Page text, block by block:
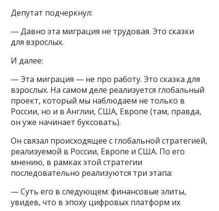
Депутат подчеркнул:
— Давно эта миграция не трудовая. Это сказки
для взрослых.
И далее:
— Эта миграция — не про работу. Это сказка для
взрослых. На самом деле реализуется глобальный
проект, который мы наблюдаем не только в
России, но и в Англии, США, Европе (там, правда,
он уже начинает буксовать).
Он связал происходящее с глобальной стратегией,
реализуемой в России, Европе и США. По его
мнению, в рамках этой стратегии
последовательно реализуются три этапа:
— Суть его в следующем: финансовые элиты,
увидев, что в эпоху цифровых платформ их